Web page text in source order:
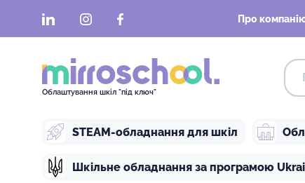
LinkedInInstagramFacebook Про
Облаштування шкіл "під ключ"
STEAM-обладнання для шкіл
Шкільне обладнання за програмою